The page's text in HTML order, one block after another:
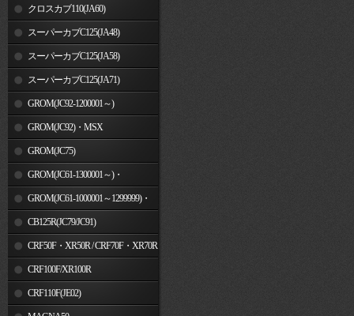
クロスカブ110(JA60)
スーパーカブC125(JA48)
スーパーカブC125(JA58)
スーパーカブC125(JA71)
GROM(JC92-1200001～)
GROM(JC92)・MSX
GROM(MLHJC92)
GROM(JC75)
GROM(JC61-1300001～)・
MSX125SF
GROM(JC61-1000001～1299999)・
MSX125CB125R(JC79/JC91)
CRF50F・XR50R / CRF70F・XR70R
CRF100F/XR100R
CRF110F(JE02)